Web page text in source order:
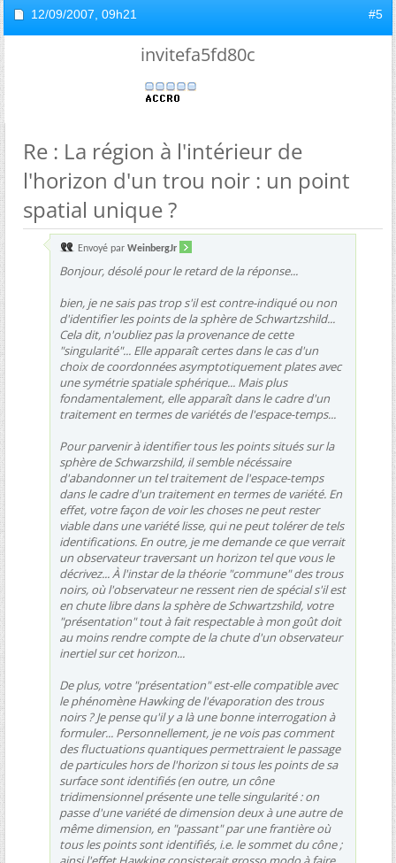
12/09/2007, 09h21 #5
invitefa5fd80c
Re : La région à l'intérieur de
l'horizon d'un trou noir : un point
spatial unique ?
Envoyé par WeinbergJr
Bonjour, désolé pour le retard de la réponse...
bien, je ne sais pas trop s'il est contre-indiqué ou non
d'identifier les points de la sphère de Schwartzshild...
Cela dit, n'oubliez pas la provenance de cette
"singularité"... Elle apparaît certes dans le cas d'un
choix de coordonnées asymptotiquement plates avec
une symétrie spatiale sphérique... Mais plus
fondamentalement, elle apparaît dans le cadre d'un
traitement en termes de variétés de l'espace-temps...
Pour parvenir à identifier tous les points situés sur la
sphère de Schwarzshild, il semble nécéssaire
d'abandonner un tel traitement de l'espace-temps
dans le cadre d'un traitement en termes de variété. En
effet, votre façon de voir les choses ne peut rester
viable dans une variété lisse, qui ne peut tolérer de tels
identifications. En outre, je me demande ce que verrait
un observateur traversant un horizon tel que vous le
décrivez... À l'instar de la théorie "commune" des trous
noirs, où l'observateur ne ressent rien de spécial s'il est
en chute libre dans la sphère de Schwartzshild, votre
"présentation" tout à fait respectable à mon goût doit
au moins rendre compte de la chute d'un observateur
inertiel sur cet horizon...
De plus, votre "présentation" est-elle compatible avec
le phénomène Hawking de l'évaporation des trous
noirs ? Je pense qu'il y a là une bonne interrogation à
formuler... Personnellement, je ne vois pas comment
des fluctuations quantiques permettraient le passage
de particules hors de l'horizon si tous les points de sa
surface sont identifiés (en outre, un cône
tridimensionnel présente une telle singularité : on
passe d'une variété de dimension deux à une autre de
même dimension, en "passant" par une frantière où
tous les points sont identifiés, i.e. le sommet du cône ;